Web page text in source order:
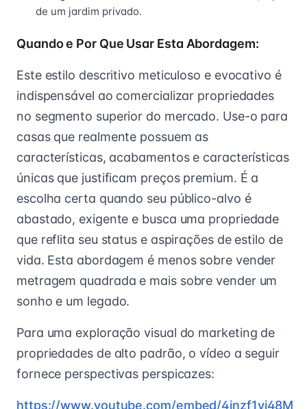
de um jardim privado.
Quando e Por Que Usar Esta Abordagem:
Este estilo descritivo meticuloso e evocativo é
indispensável ao comercializar propriedades
no segmento superior do mercado. Use-o para
casas que realmente possuem as
características, acabamentos e características
únicas que justificam preços premium. É a
escolha certa quando seu público-alvo é
abastado, exigente e busca uma propriedade
que reflita seu status e aspirações de estilo de
vida. Esta abordagem é menos sobre vender
metragem quadrada e mais sobre vender um
sonho e um legado.
Para uma exploração visual do marketing de
propriedades de alto padrão, o vídeo a seguir
fornece perspectivas perspicazes:
https://www.youtube.com/embed/4jnzf1yj48M